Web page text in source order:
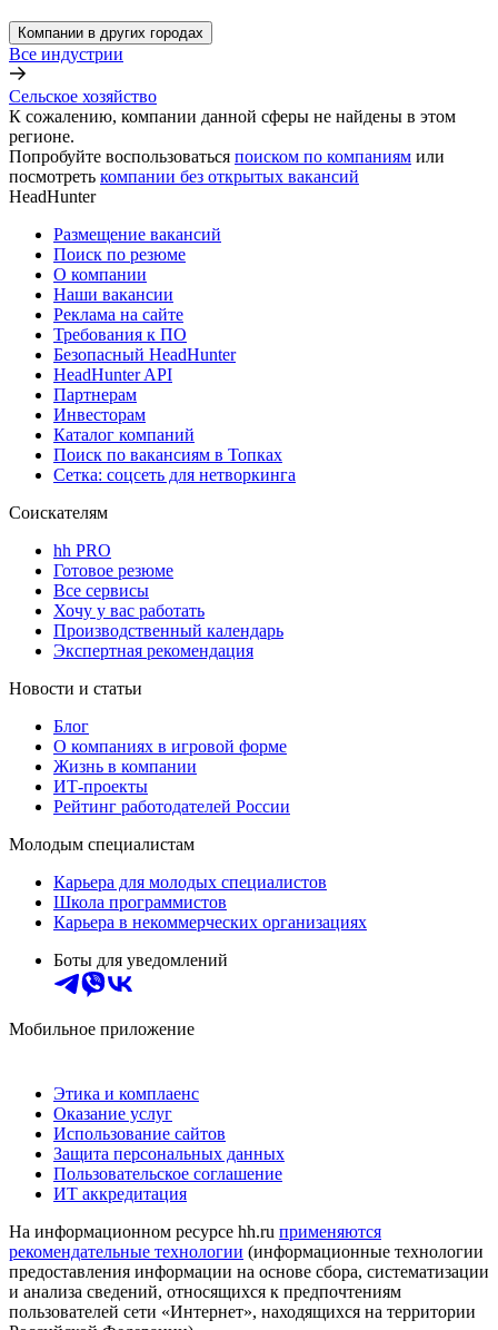
Компании в других городах
Все индустрии
Сельское хозяйство
К сожалению, компании данной сферы не найдены в этом
регионе.
Попробуйте воспользоваться поиском по компаниям или
посмотреть компании без открытых вакансий
HeadHunter
Размещение вакансий
Поиск по резюме
О компании
Наши вакансии
Реклама на сайте
Требования к ПО
Безопасный HeadHunter
HeadHunter API
Партнерам
Инвесторам
Каталог компаний
Поиск по вакансиям в Топках
Сетка: соцсеть для нетворкинга
Соискателям
hh PRO
Готовое резюме
Все сервисы
Хочу у вас работать
Производственный календарь
Экспертная рекомендация
Новости и статьи
Блог
О компаниях в игровой форме
Жизнь в компании
ИТ-проекты
Рейтинг работодателей России
Молодым специалистам
Карьера для молодых специалистов
Школа программистов
Карьера в некоммерческих организациях
Боты для уведомлений
Мобильное приложение
Этика и комплаенс
Оказание услуг
Использование сайтов
Защита персональных данных
Пользовательское соглашение
ИТ аккредитация
На информационном ресурсе hh.ru применяются
рекомендательные технологии (информационные технологии
предоставления информации на основе сбора, систематизации
и анализа сведений, относящихся к предпочтениям
пользователей сети «Интернет», находящихся на территории